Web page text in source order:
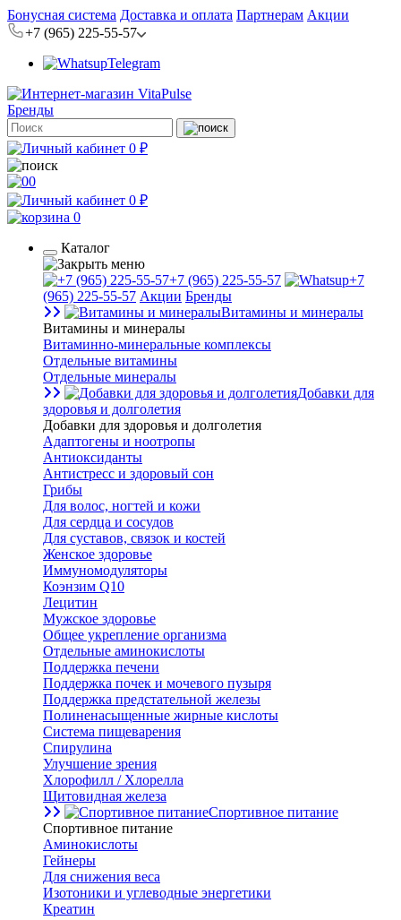
Бонусная система Доставка и оплата Партнерам Акции
+7 (965) 225-55-57
Telegram
Бренды
0 ₽
0
0 ₽
0
Каталог
+7 (965) 225-55-57
+7
(965) 225-55-57 Акции Бренды
Витамины и минералы
Витамины и минералы
Витаминно-минеральные комплексы
Отдельные витамины
Отдельные минералы
Добавки для
здоровья и долголетия
Добавки для здоровья и долголетия
Адаптогены и ноотропы
Антиоксиданты
Антистресс и здоровый сон
Грибы
Для волос, ногтей и кожи
Для сердца и сосудов
Для суставов, связок и костей
Женское здоровье
Иммуномодуляторы
Коэнзим Q10
Лецитин
Мужское здоровье
Общее укрепление организма
Отдельные аминокислоты
Поддержка печени
Поддержка почек и мочевого пузыря
Поддержка предстательной железы
Полиненасыщенные жирные кислоты
Система пищеварения
Спирулина
Улучшение зрения
Хлорофилл / Хлорелла
Щитовидная железа
Спортивное питание
Спортивное питание
Аминокислоты
Гейнеры
Для снижения веса
Изотоники и углеводные энергетики
Креатин